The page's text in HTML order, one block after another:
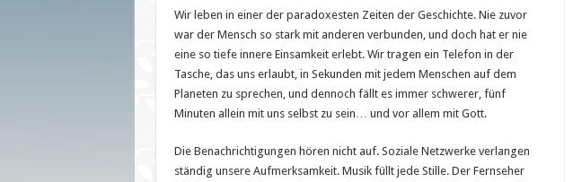
sein
Wir leben in einer der paradoxesten Zeiten der Geschichte. Nie zuvor
war der Mensch so stark mit anderen verbunden, und doch hat er nie
eine so tiefe innere Einsamkeit erlebt. Wir tragen ein Telefon in der
Tasche, das uns erlaubt, in Sekunden mit jedem Menschen auf dem
Planeten zu sprechen, und dennoch fällt es immer schwerer, fünf
Minuten allein mit uns selbst zu sein… und vor allem mit Gott.
Die Benachrichtigungen hören nicht auf. Soziale Netzwerke verlangen
ständig unsere Aufmerksamkeit. Musik füllt jede Stille. Der Fernseher